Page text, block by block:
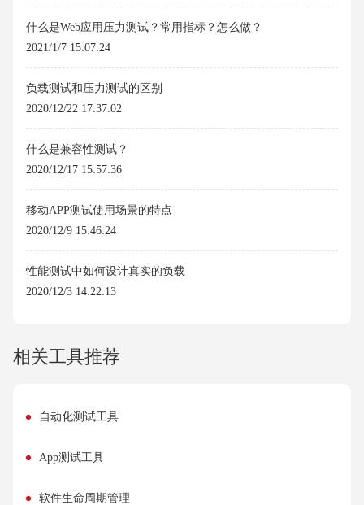
什么是Web应用压力测试？常用指标？怎么做？
2021/1/7 15:07:24
负载测试和压力测试的区别
2020/12/22 17:37:02
什么是兼容性测试？
2020/12/17 15:57:36
移动APP测试使用场景的特点
2020/12/9 15:46:24
性能测试中如何设计真实的负载
2020/12/3 14:22:13
相关工具推荐
自动化测试工具
App测试工具
软件生命周期管理